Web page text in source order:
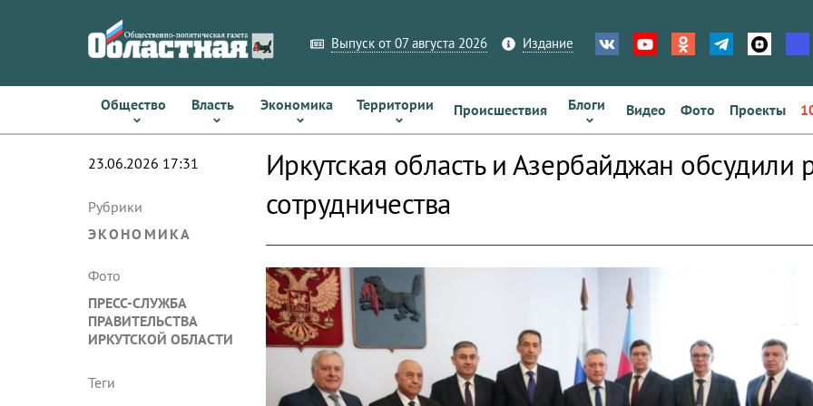
Выпуск от 07 августа 2026 Издание
Общество Власть Экономика Территории Происшествия Блоги Видео Фото Проекты
23.06.2026 17:31
Рубрики
ЭКОНОМИКА
Фото
ПРЕСС-СЛУЖБА
ПРАВИТЕЛЬСТВА
ИРКУТСКОЙ ОБЛАСТИ
Теги
Иркутская область и Азербайджан обсудили
сотрудничества